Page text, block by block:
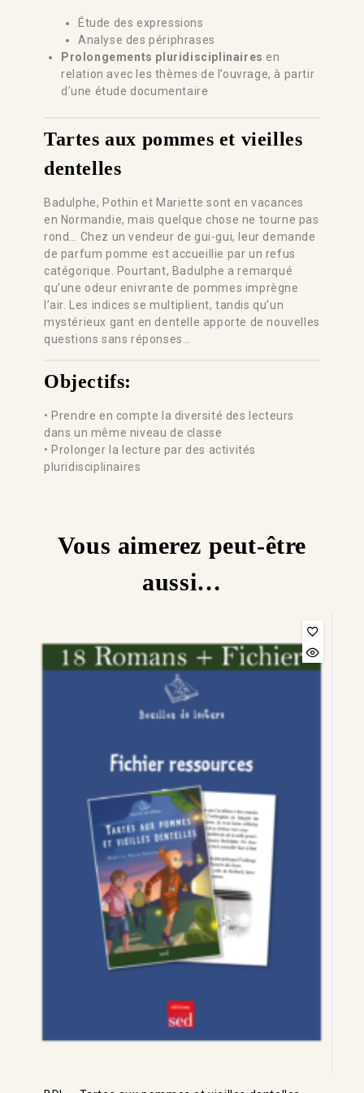
Étude des expressions
Analyse des périphrases
Prolongements pluridisciplinaires en
relation avec les thèmes de l’ouvrage, à partir
d’une étude documentaire
Tartes aux pommes et vieilles
dentelles
Badulphe, Pothin et Mariette sont en vacances
en Normandie, mais quelque chose ne tourne pas
rond… Chez un vendeur de gui-gui, leur demande
de parfum pomme est accueillie par un refus
catégorique. Pourtant, Badulphe a remarqué
qu’une odeur enivrante de pommes imprègne
l’air. Les indices se multiplient, tandis qu’un
mystérieux gant en dentelle apporte de nouvelles
questions sans réponses…
Objectifs:
• Prendre en compte la diversité des lecteurs
dans un même niveau de classe
• Prolonger la lecture par des activités
pluridisciplinaires
Vous aimerez peut-être
aussi…